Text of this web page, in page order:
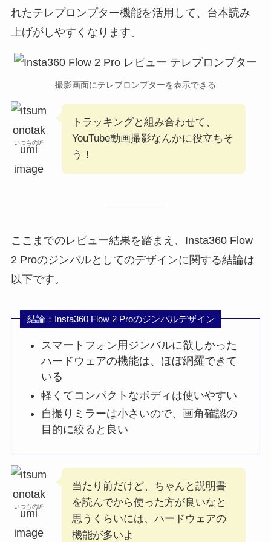
れたテレプロンプター機能を活用して、台本読み
上げがしやすくなります。
撮影画面にテレプロンプターを表示できる
いつもの匠
トラッキングと組み合わせて、
YouTube動画撮影なんかに役立ちそ
う！
ここまでのレビュー結果を踏まえ、Insta360 Flow
2 Proのジンバルとしてのデザインに関する結論は
以下です。
結論：Insta360 Flow 2 Proのジンバルデザイン
スマートフォン用ジンバルに欲しかった
ハードウェアの機能は、ほぼ網羅できて
いる
軽くてコンパクトなボディは使いやすい
自撮りミラーは小さいので、画角確認の
目的に絞ると良い
いつもの匠
当たり前だけど、ちゃんと説明書
を読んでから使った方が良いなと
思うくらいには、ハードウェアの
機能が多いよ